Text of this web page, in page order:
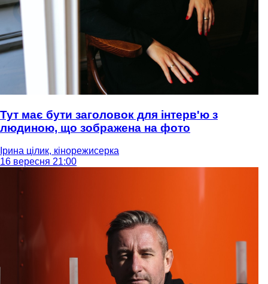
Тут має бути заголовок для інтерв'ю з
людиною, що зображена на фото
Ірина цілик, кінорежисерка
16 вересня 21:00